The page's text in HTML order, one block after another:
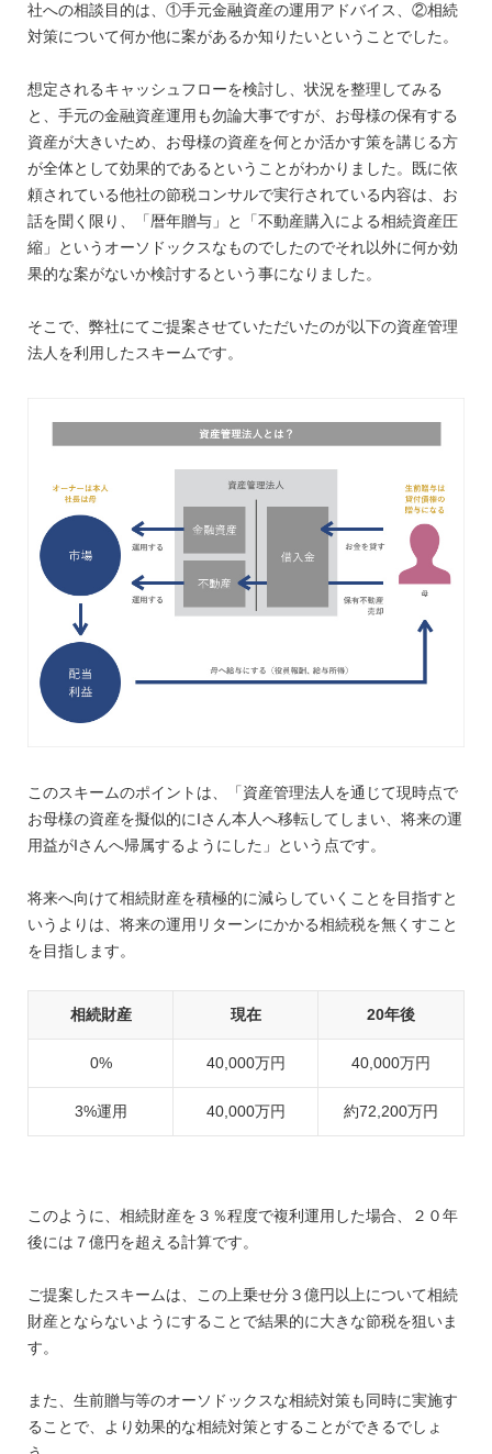
社への相談目的は、①手元金融資産の運用アドバイス、②相続
対策について何か他に案があるか知りたいということでした。
想定されるキャッシュフローを検討し、状況を整理してみる
と、手元の金融資産運用も勿論大事ですが、お母様の保有する
資産が大きいため、お母様の資産を何とか活かす策を講じる方
が全体として効果的であるということがわかりました。既に依
頼されている他社の節税コンサルで実行されている内容は、お
話を聞く限り、「暦年贈与」と「不動産購入による相続資産圧
縮」というオーソドックスなものでしたのでそれ以外に何か効
果的な案がないか検討するという事になりました。
そこで、弊社にてご提案させていただいたのが以下の資産管理
法人を利用したスキームです。
このスキームのポイントは、「資産管理法人を通じて現時点で
お母様の資産を擬似的にIさん本人へ移転してしまい、将来の運
用益がIさんへ帰属するようにした」という点です。
将来へ向けて相続財産を積極的に減らしていくことを目指すと
いうよりは、将来の運用リターンにかかる相続税を無くすこと
を目指します。
相続財産 現在 20年後
0% 40,000万円 40,000万円
3%運用 40,000万円 約72,200万円
このように、相続財産を３％程度で複利運用した場合、２０年
後には７億円を超える計算です。
ご提案したスキームは、この上乗せ分３億円以上について相続
財産とならないようにすることで結果的に大きな節税を狙いま
す。
また、生前贈与等のオーソドックスな相続対策も同時に実施す
ることで、より効果的な相続対策とすることができるでしょ